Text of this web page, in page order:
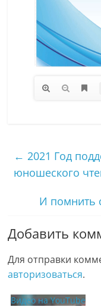
← 2021 Год
юношеского
И помнить
Добавить
Для отправки
авторизоваться.
Видео на YouTube